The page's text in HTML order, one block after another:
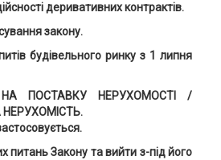
деривативних контрактів.
закону.
будівельного ринку з 1 липня
ПОСТАВКУ НЕРУХОМОСТІ /
питань Закону та вийти з-під його